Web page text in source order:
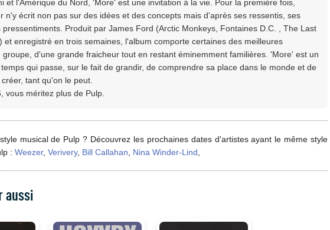
et l'Amérique du Nord, 'More' est une invitation à la vie. Pour la première fois,
n'y écrit non pas sur des idées et des concepts mais d'après ses ressentis, ses
pressentiments. Produit par James Ford (Arctic Monkeys, Fontaines D.C. , The Last
et enregistré en trois semaines, l'album comporte certaines des meilleures
groupe, d'une grande fraicheur tout en restant éminemment familières. 'More' est un
qui passe, sur le fait de grandir, de comprendre sa place dans le monde et de
tant qu'on le peut.
vous méritez plus de Pulp.
musical de Pulp ? Découvrez les prochaines dates d'artistes ayant le même style
: Weezer, Verivery, Bill Callahan Nina Winder-Lind
aussi